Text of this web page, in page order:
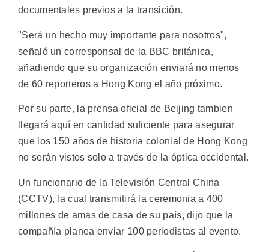
documentales previos a la transición.
"Será un hecho muy importante para nosotros",
señaló un corresponsal de la BBC británica,
añadiendo que su organización enviará no menos
de 60 reporteros a Hong Kong el año próximo.
Por su parte, la prensa oficial de Beijing tambien
llegará aquí en cantidad suficiente para asegurar
que los 150 años de historia colonial de Hong Kong
no serán vistos solo a través de la óptica occidental.
Un funcionario de la Televisión Central China
(CCTV), la cual transmitirá la ceremonia a 400
millones de amas de casa de su país, dijo que la
compañía planea enviar 100 periodistas al evento.